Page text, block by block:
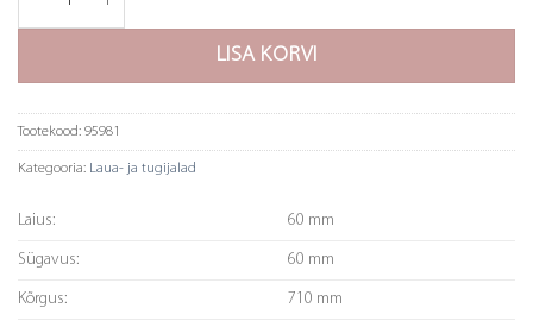
LISA KORVI
Tootekood: 95981
Kategooria: Laua- ja tugijalad
Laius: 60 mm
Sügavus: 60 mm
Kõrgus: 710 mm